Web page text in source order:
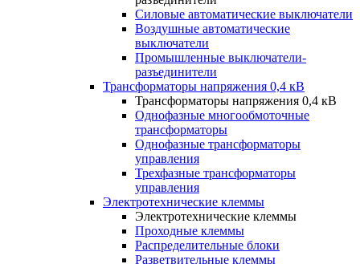
Силовые автоматические выключатели
Воздушные автоматические
выключатели
Промышленные выключатели-
разъединители
Трансформаторы напряжения 0,4 кВ
Трансформаторы напряжения 0,4 кВ
Однофазные многообмоточные
трансформаторы
Однофазные трансформаторы
управления
Трехфазные трансформаторы
управления
Электротехнические клеммы
Электротехнические клеммы
Проходные клеммы
Распределительные блоки
Разветвительные клеммы